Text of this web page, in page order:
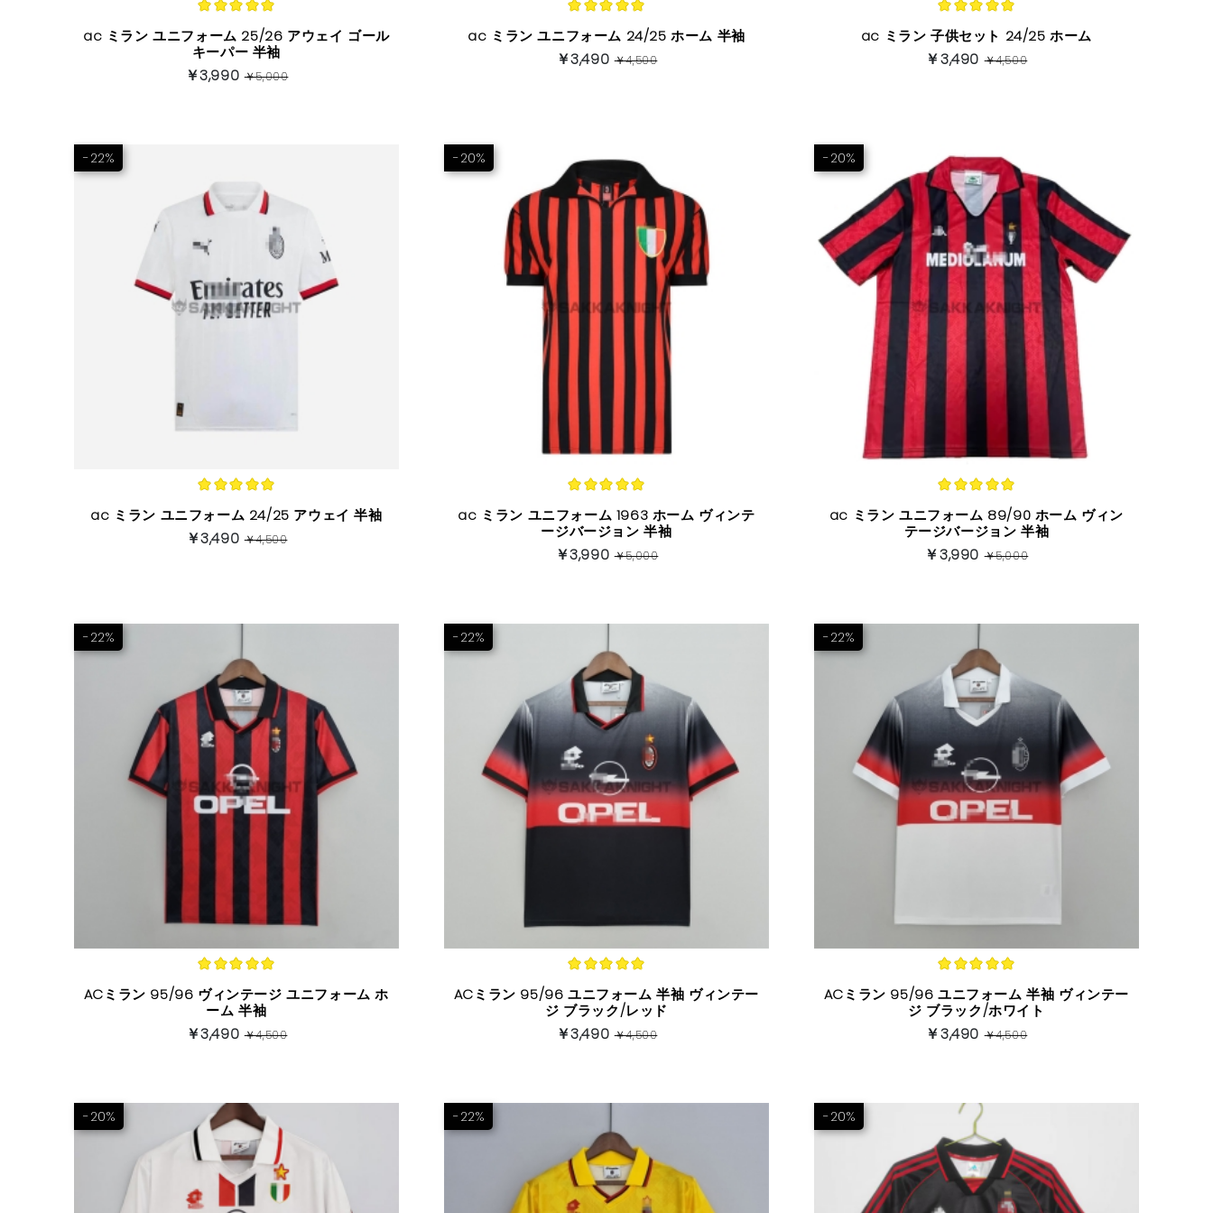
ac ミラン ユニフォーム 25/26 アウェイ ゴール
キーパー 半袖
￥3,990￥5,000
ac ミラン ユニフォーム 24/25 ホーム 半袖
￥3,490￥4,500
ac ミラン 子供セット 24/25 ホーム
￥3,490￥4,500
-22%
ac ミラン ユニフォーム 24/25 アウェイ 半袖
￥3,490￥4,500
-20%
ac ミラン ユニフォーム 1963 ホーム ヴィンテ
ージバージョン 半袖
￥3,990￥5,000
-20%
ac ミラン ユニフォーム 89/90 ホーム ヴィン
テージバージョン 半袖
￥3,990￥5,000
-22%
ACミラン 95/96 ヴィンテージ ユニフォーム ホ
ーム 半袖
￥3,490￥4,500
-22%
(5)
ACミラン 95/96 ユニフォーム 半袖 ヴィンテー
ジ ブラック/レッド
￥3,490￥4,500
-22%
(5)
ACミラン 95/96 ユニフォーム 半袖 ヴィンテー
ジ ブラック/ホワイト
￥3,490￥4,500
-20% -22% -20%